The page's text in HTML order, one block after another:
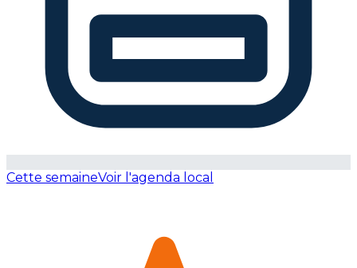
Cette semaineVoir l'agenda local